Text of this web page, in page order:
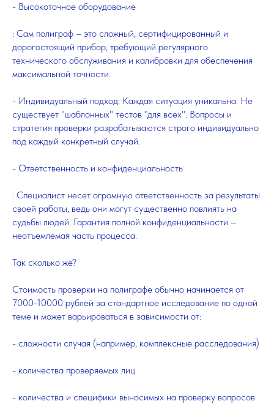
- Высокоточное оборудование
: Сам полиграф – это сложный, сертифицированный и
дорогостоящий прибор, требующий регулярного
технического обслуживания и калибровки для обеспечения
максимальной точности.
- Индивидуальный подход: Каждая ситуация уникальна. Не
существует "шаблонных" тестов "для всех". Вопросы и
стратегия проверки разрабатываются строго индивидуально
под каждый конкретный случай.
- Ответственность и конфиденциальность
: Специалист несет огромную ответственность за результаты
своей работы, ведь они могут существенно повлиять на
судьбы людей. Гарантия полной конфиденциальности –
неотъемлемая часть процесса.
Так сколько же?
Стоимость проверки на полиграфе обычно начинается от
7000-10000 рублей за стандартное исследование по одной
теме и может варьироваться в зависимости от:
- сложности случая (например, комплексные расследования)
- количества проверяемых лиц
- количества и специфики выносимых на проверку вопросов